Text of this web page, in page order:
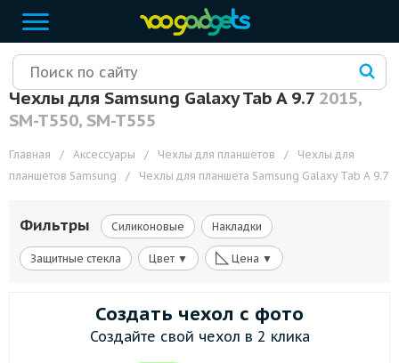
Чехлы для Samsung Galaxy Tab A 9.72015,
SM-T550, SM-T555
Главная / Аксессуары / Чехлы для планшетов /
Чехлы для
планшетов Samsung
/ Чехлы для планшета Samsung Galaxy Tab A 9.7
Фильтры Силиконовые Накладки
Защитные стекла Цвет ▼ ◺ Цена ▼
Создать чехол с фото
Создайте свой чехол в 2 клика